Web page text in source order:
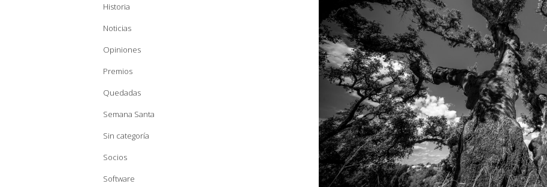
Historia
Noticias
Opiniones
Premios
Quedadas
Semana Santa
Sin categoría
Socios
Software